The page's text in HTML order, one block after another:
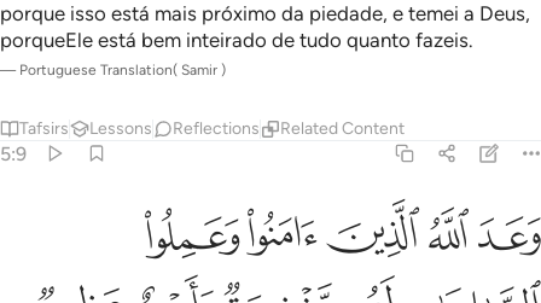
porque isso está mais próximo da piedade, e temei a Deus,
porqueEle está bem inteirado de tudo quanto fazeis.
— Portuguese Translation( Samir )
Tafsirs Lessons Reflections Related Content
5:9
وعد الله الذين امنوا وعملوا الصالحات لهم مغفرة واجر عظيم ٩
وَعَدَ ٱللَّهُ ٱلَّذِينَ ءَامَنُوا۟ وَعَمِلُوا۟ ٱلصَّـٰلِحَـٰتِ ۙ لَهُم مَّغْفِرَةٌۭ
ﲷﲸﲹﲺﲻ